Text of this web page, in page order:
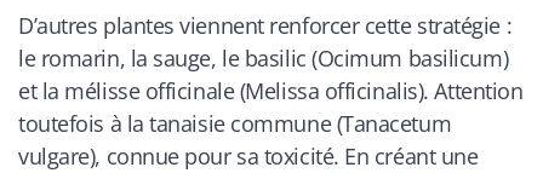
D’autres plantes viennent renforcer cette stratégie :
le romarin, la sauge, le basilic (Ocimum basilicum)
et la mélisse officinale (Melissa officinalis). Attention
toutefois à la tanaisie commune (Tanacetum
vulgare), connue pour sa toxicité. En créant une